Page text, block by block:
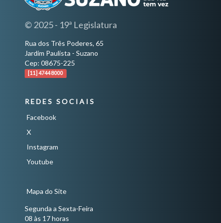
© 2025 - 19ª Legislatura
Rua dos Três Poderes, 65
Jardim Paulista - Suzano
Cep: 08675-225
[11] 4744 8000
REDES SOCIAIS
Facebook
X
Instagram
Youtube
Mapa do Site
Segunda a Sexta-Feira
08 às 17 horas